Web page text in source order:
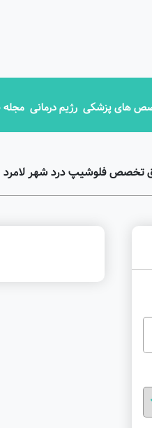
های پزشکی رژیم درمانی
تخصص فلوشیپ درد شهر لامرد